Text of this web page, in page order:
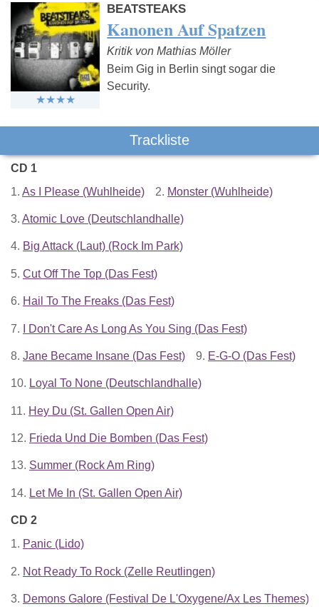
BEATSTEAKS
Kanonen Auf Spatzen
Kritik von Mathias Möller
Beim Gig in Berlin singt sogar die
Security.
Trackliste
CD 1
1. As I Please (Wuhlheide) 2. Monster (Wuhlheide)
3. Atomic Love (Deutschlandhalle)
4. Big Attack (Laut) (Rock Im Park)
5. Cut Off The Top (Das Fest)
6. Hail To The Freaks (Das Fest)
7. I Don't Care As Long As You Sing (Das Fest)
8. Jane Became Insane (Das Fest) 9. E-G-O (Das Fest)
10. Loyal To None (Deutschlandhalle)
11. Hey Du (St. Gallen Open Air)
12. Frieda Und Die Bomben (Das Fest)
13. Summer (Rock Am Ring)
14. Let Me In (St. Gallen Open Air)
CD 2
1. Panic (Lido)
2. Not Ready To Rock (Zelle Reutlingen)
3. Demons Galore (Festival De L'Oxygene/Ax Les Themes)